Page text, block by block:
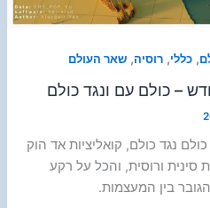
, כללי, רוסיה, שאר העולם
– כולם עם ונגד כולם
נגד כולם, קואליציות אד הוק
סינית ורוסית, והכל על רקע
בין המעצמות.